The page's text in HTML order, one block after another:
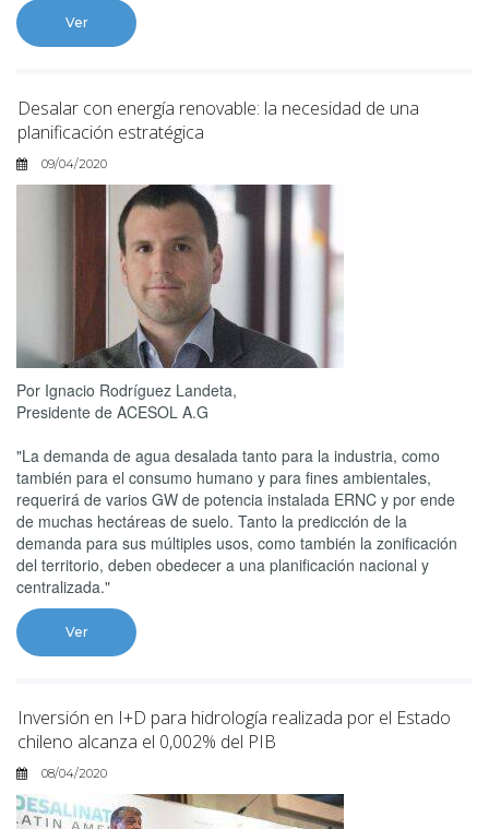
Ver
Desalar con energía renovable: la necesidad de una
planificación estratégica
09/04/2020
Por Ignacio Rodríguez Landeta,
Presidente de ACESOL A.G
"La demanda de agua desalada tanto para la industria, como
también para el consumo humano y para fines ambientales,
requerirá de varios GW de potencia instalada ERNC y por ende
de muchas hectáreas de suelo. Tanto la predicción de la
demanda para sus múltiples usos, como también la zonificación
del territorio, deben obedecer a una planificación nacional y
centralizada."
Ver
Inversión en I+D para hidrología realizada por el Estado
chileno alcanza el 0,002% del PIB
08/04/2020